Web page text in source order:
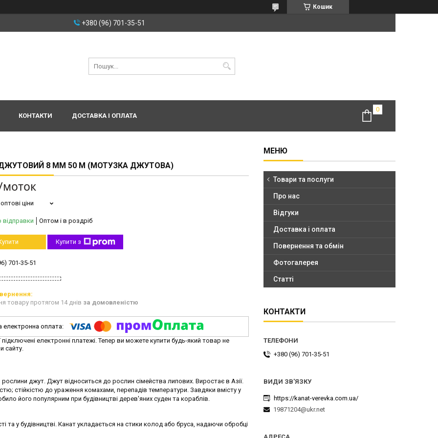
Кошик
+380 (96) 701-35-51
КОНТАКТИ ДОСТАВКА І ОПЛАТА
8 ММ 50 М (МОТУЗКА ДЖУТОВА)
ціни
Оптом і в роздріб
Купити з
701-35-51
товару протягом 14 днів за домовленістю
підключені електронні платежі. Тепер ви можете купити будь-який товар не
сайту.
джут. Джут відноситься до рослин сімейства липових. Виростає в Азії.
стійкістю до ураження комахами, перепадів температури. Завдяки вмісту у
його популярним при будівництві дерев'яних суден та кораблів.
та у будівництві. Канат укладається на стики колод або бруса, надаючи обробці
Товари та послуги
Про нас
Відгуки
Доставка і оплата
Повернення та обмін
Фотогалерея
Статті
КОНТАКТИ
+380 (96) 701-35-51
https://kanat-verevka.com.ua/
19871204@ukr.net